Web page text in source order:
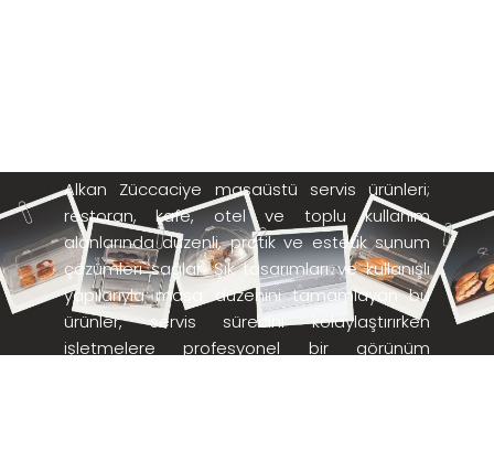
Alkan Züccaciye masaüstü servis ürünleri;
restoran, kafe, otel ve toplu kullanım
alanlarında düzenli, pratik ve estetik sunum
çözümleri sağlar. Şık tasarımları ve kullanışlı
yapılarıyla masa düzenini tamamlayan bu
ürünler, servis sürecini kolaylaştırırken
işletmelere profesyonel bir görünüm